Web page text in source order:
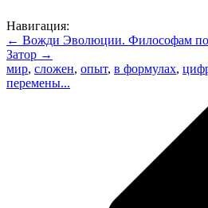
Навигация:
← Вожди Эволюции. Философам
Затор →
мир, сложен, опыт, в формулах,
перемены...